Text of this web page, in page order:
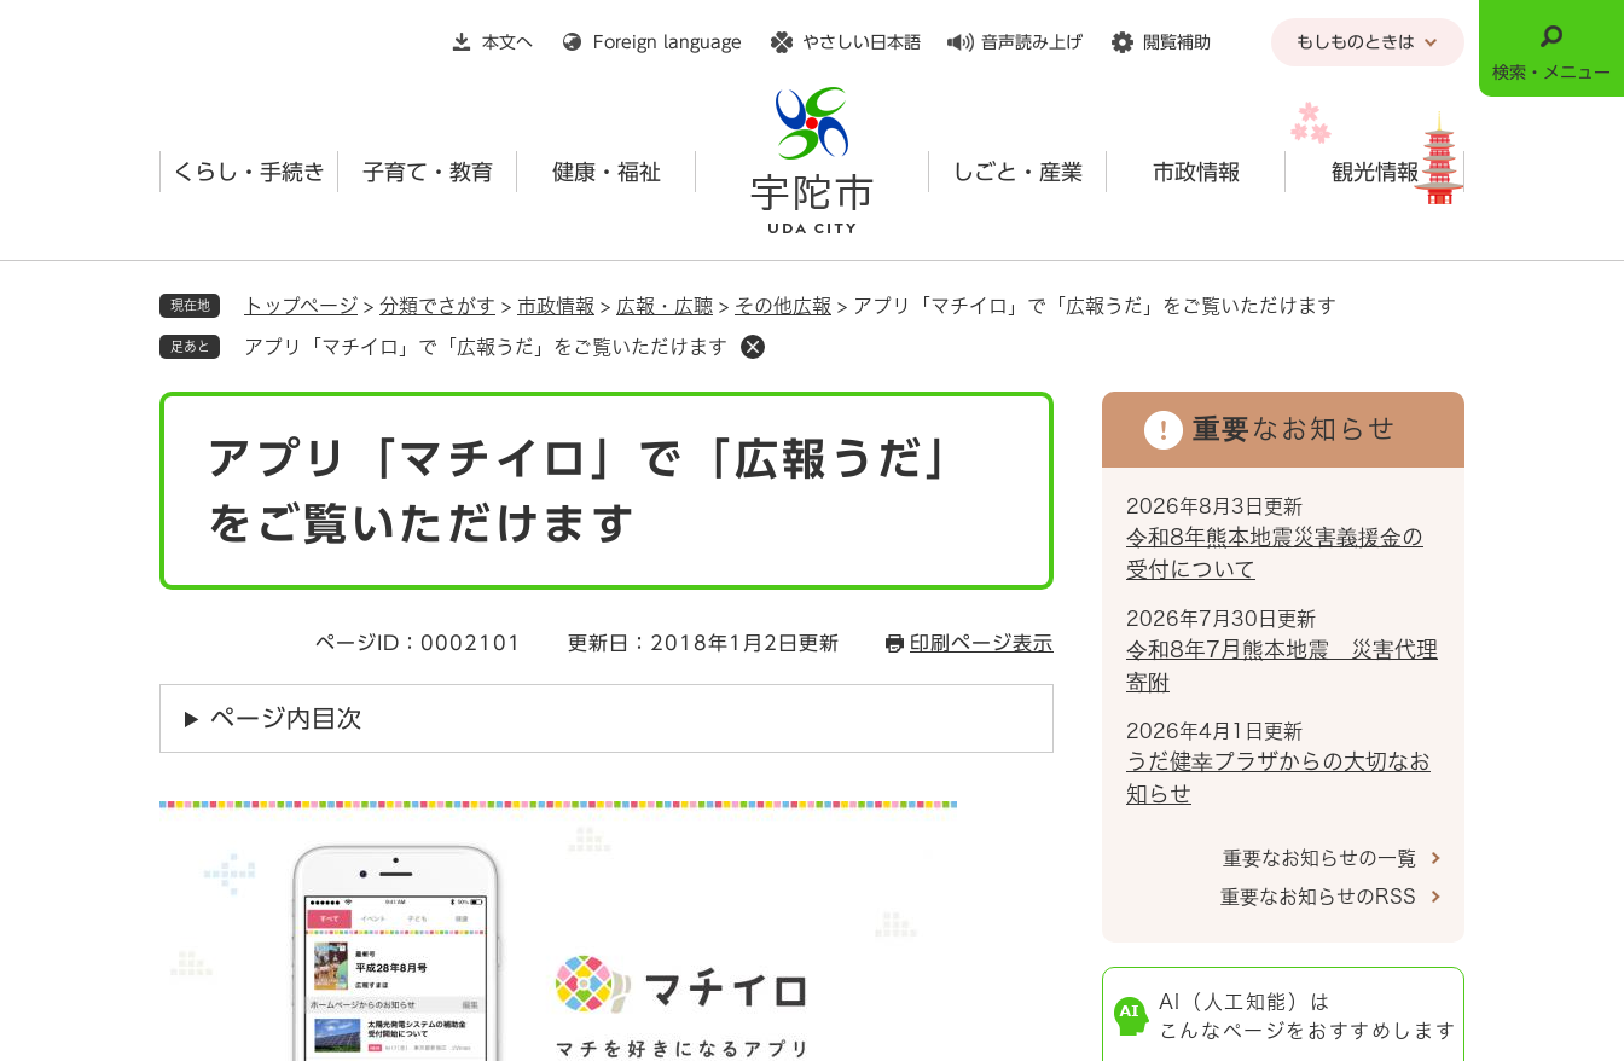
本文へ
Foreign language やさしい日本語 音声読み上げ 閲覧補助 もしものときは
くらし・手続き 子育て・教育 健康・福祉 しごと・産業 市政情報 観光情報
検索・メニュー
現在地 トップページ > 分類でさがす > 市政情報 > 広報・広聴 > その他広報 > アプリ「マチイロ」で「広報うだ」をご覧いただけます
足あと アプリ「マチイロ」で「広報うだ」をご覧いただけます
アプリ「マチイロ」で「広報うだ」
をご覧いただけます
ページID：0002101 更新日：2018年1月2日更新 印刷ページ表示
ページ内目次
重要なお知らせ
2026年8月3日更新
令和8年熊本地震災害義援金の
受付について
2026年7月30日更新
令和8年7月熊本地震 災害代理
寄附
2026年4月1日更新
うだ健幸プラザからの大切なお
知らせ
重要なお知らせの一覧
重要なお知らせのRSS
AI（人工知能）は
こんなページをおすすめします